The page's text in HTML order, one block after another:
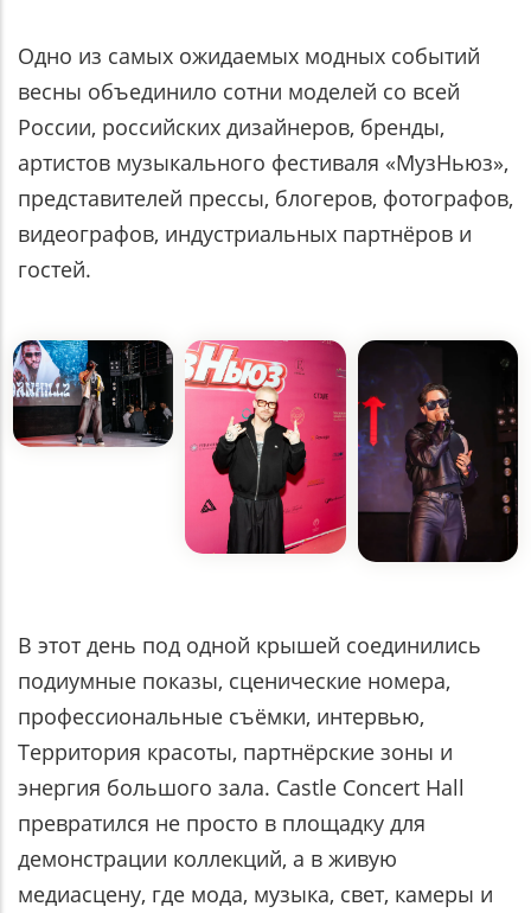
Одно из самых ожидаемых модных событий
весны объединило сотни моделей со всей
России, российских дизайнеров, бренды,
артистов музыкального фестиваля «МузНьюз»,
представителей прессы, блогеров, фотографов,
видеографов, индустриальных партнёров и
гостей.
В этот день под одной крышей соединились
подиумные показы, сценические номера,
профессиональные съёмки, интервью,
Территория красоты, партнёрские зоны и
энергия большого зала. Castle Concert Hall
превратился не просто в площадку для
демонстрации коллекций, а в живую
медиасцену, где мода, музыка, свет, камеры и